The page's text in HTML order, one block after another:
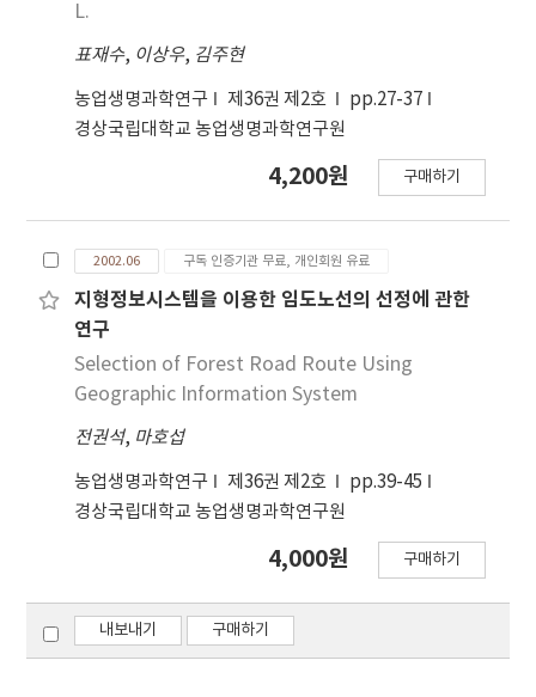
L.
표재수, 이상우, 김주현
농업생명과학연구 제36권 제2호
pp.27-37
경상국립대학교 농업생명과학연구원
4,200원 구매하기
2002.06 구독 인증기관 무료, 개인회원 유료
지형정보시스템을 이용한 임도노선의 선정에 관한
연구
Selection of Forest Road Route Using
Geographic Information System
전권석, 마호섭
농업생명과학연구 제36권 제2호
pp.39-45
경상국립대학교 농업생명과학연구원
4,000원 구매하기
내보내기 구매하기